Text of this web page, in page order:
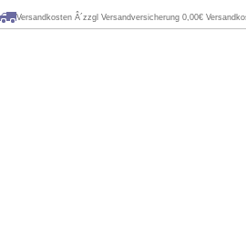
Versandkosten Â´zzgl Versandversicherung 0,00€